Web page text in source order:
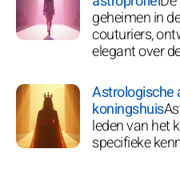
geheimen in
couturiers,
elegant over
Astrologische
koningshuis
leden van het
specifieke